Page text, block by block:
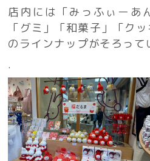
店内には「みっふぃーあ
「グミ」「和菓子」「ク
のラインナップがそろって
.